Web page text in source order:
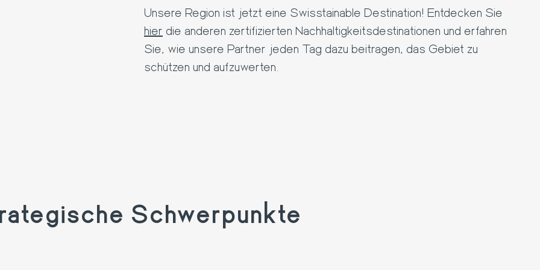
Unsere Region ist jetzt eine Swisstainable Destination! Entdecken Sie
hier die anderen zertifizierten Nachhaltigkeitsdestinationen und erfahren
Sie, wie unsere Partner jeden Tag dazu beitragen, das Gebiet zu
schützen und aufzuwerten.
Schwerpunkte